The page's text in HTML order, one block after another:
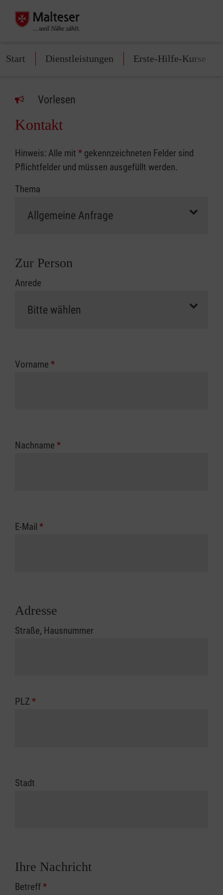
Start Dienstleistungen Erste-Hilfe-Kurse
Vorlesen
Kontakt
Hinweis: Alle mit * gekennzeichneten Felder sind
Pflichtfelder und müssen ausgefüllt werden.
Thema
Zur Person
Anrede
Vorname *
Nachname *
E-Mail *
Adresse
Straße, Hausnummer
PLZ *
Stadt
Ihre Nachricht
Betreff*